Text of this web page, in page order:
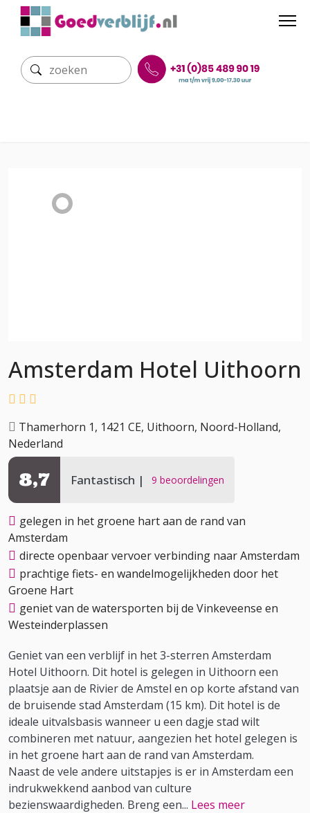
Amsterdam Hotel Uithoorn
Thamerhorn 1, 1421 CE, Uithoorn, Noord-Holland,
Nederland
Fantastisch 9 beoordelingen
8,7
gelegen in het groene hart aan de rand van
Amsterdam
directe openbaar vervoer verbinding naar Amsterdam
prachtige fiets- en wandelmogelijkheden door het
Groene Hart
geniet van de watersporten bij de Vinkeveense en
Westeinderplassen
Geniet van een verblijf in het 3-sterren Amsterdam
Hotel Uithoorn. Dit hotel is gelegen in Uithoorn een
plaatsje aan de Rivier de Amstel en op korte afstand van
de bruisende stad Amsterdam (15 km). Dit hotel is de
ideale uitvalsbasis wanneer u een dagje stad wilt
combineren met natuur, aangezien het hotel gelegen is
in het groene hart aan de rand van Amsterdam.
Naast de vele andere uitstapjes is er in Amsterdam een
indrukwekkend aanbod van culture
bezienswaardigheden. Breng een... Lees meer